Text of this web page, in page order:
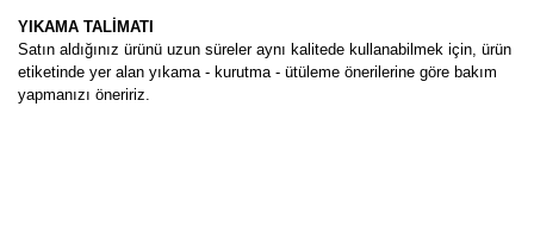
YIKAMA TALİMATI
Satın aldığınız ürünü uzun süreler aynı kalitede kullanabilmek için, ürün
etiketinde yer alan yıkama - kurutma - ütüleme önerilerine göre bakım
yapmanızı öneririz.